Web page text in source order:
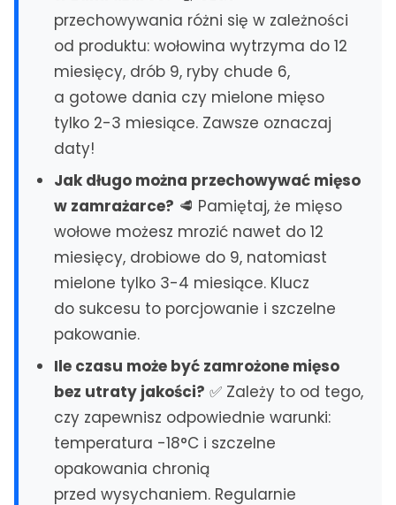
Czechowice-Dziedzice
MAZOWSZE
Serwis AGD Warszawa
Naprawa zmywarek Warszawa
Naprawa Pralek Warszawa
Pruszków
Wołomin
Ząbki
Zielonka
DOLNY ŚLĄSK
Naprawa Zmywarek Wrocław
Serwis AGD Wrocław
Legnica
Bolesławiec
Lubin
Polkowice
POMORZE
Gdańsk
przechowywania różni się w zależności
od produktu: wołowina wytrzyma do 12
miesięcy, drób 9, ryby chude 6,
a gotowe dania czy mielone mięso
tylko 2-3 miesiące. Zawsze oznaczaj
daty!
Jak długo można przechowywać mięso
w zamrażarce? 🥩 Pamiętaj, że mięso
wołowe możesz mrozić nawet do 12
miesięcy, drobiowe do 9, natomiast
mielone tylko 3-4 miesiące. Klucz
do sukcesu to porcjowanie i szczelne
pakowanie.
Ile czasu może być zamrożone mięso
bez utraty jakości? ✅ Zależy to od tego,
czy zapewnisz odpowiednie warunki:
temperatura -18°C i szczelne
opakowania chronią
przed wysychaniem. Regularnie